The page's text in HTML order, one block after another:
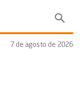
7 de agosto de 2026